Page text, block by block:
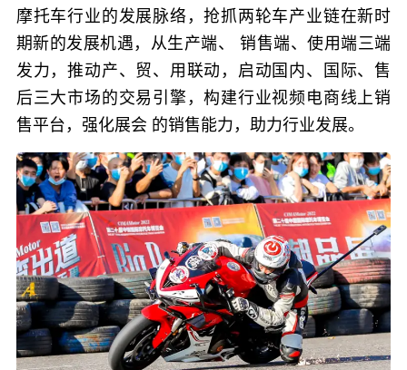
摩托车行业的发展脉络，抢抓两轮车产业链在新时
期新的发展机遇，从生产端、 销售端、使用端三端
发力，推动产、贸、用联动，启动国内、国际、售
后三大市场的交易引擎，构建行业视频电商线上销
售平台，强化展会 的销售能力，助力行业发展。